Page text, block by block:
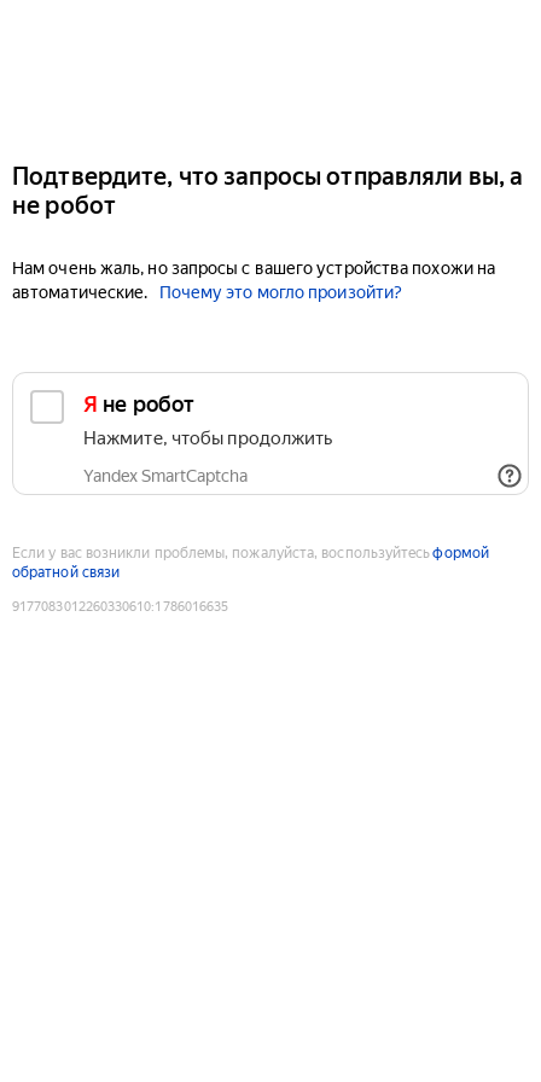
Подтвердите, что запросы отправляли вы, а
не робот
Нам очень жаль, но запросы с вашего устройства похожи на
автоматические.
Почему это могло произойти?
Я не робот
Нажмите, чтобы продолжить
Yandex SmartCaptcha
Если у вас возникли проблемы, пожалуйста, воспользуйтесьформой
обратной связи
9177083012260330610:1786016635